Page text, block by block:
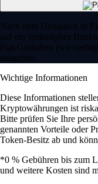
Nach dem Umtausch in
auf ein verknüpftes
Fiat-Guthaben (wo
ausgeben.
Wichtige Informationen
Diese Informationen
Kryptowährungen ist
Bitte prüfen Sie Ihre
genannten Vorteile oder
Token-Besitz ab und
*0 % Gebühren bis zum
und weitere Kosten sind